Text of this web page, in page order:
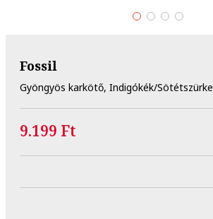
Fossil
Gyöngyös karkötő, Indigókék/Sötétszürke
9.199 Ft